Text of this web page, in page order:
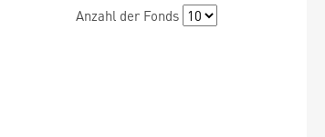
Anzahl der Fonds